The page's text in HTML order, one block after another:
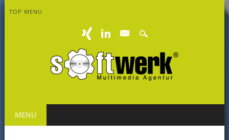
TOP MENU
Main menu
MENU